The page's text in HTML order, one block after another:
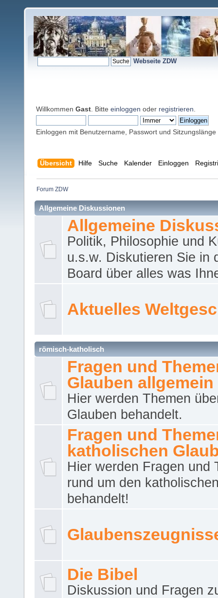
Webseite ZDW
Willkommen Gast . Bitte einloggen oder registrieren
Einloggen mit Benutzername, Passwort und Sitzungslänge
Übersicht Hilfe Suche Kalender Einloggen
Forum ZDW
Allgemeine Diskussionen
Allgemeine
Politik, Philosophie und
u.s.w. Diskutieren Sie in
Board über alles was
Aktuelles
römisch-katholisch
Fragen und
Glauben allgemein
Hier werden Themen
Glauben behandelt.
Fragen und
katholischen
Hier werden Fragen und
rund um den
behandelt!
Die Bibel
Diskussion und Fragen